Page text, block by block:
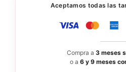
Aceptamos todas las
Compra a 3 meses
o a 6 y 9 meses